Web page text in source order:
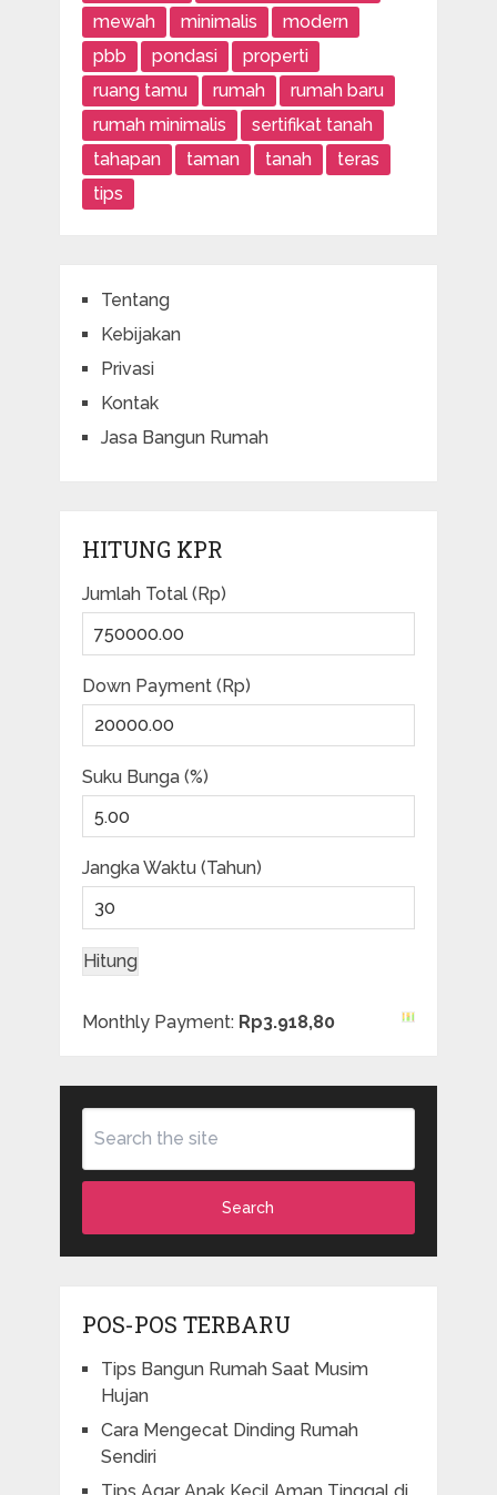
mewah
minimalis
modern
pbb
pondasi
properti
ruang tamu
rumah
rumah baru
rumah minimalis
sertifikat tanah
tahapan
taman tanah
teras
tips
Tentang
Kebijakan
Privasi
Kontak
Jasa Bangun Rumah
HITUNG KPR
Jumlah Total (Rp)
Down Payment (Rp)
Suku Bunga (%)
Jangka Waktu (Tahun)
Monthly Payment: Rp3.918,80
Search
POS-POS TERBARU
Tips Bangun Rumah Saat Musim
Hujan
Cara Mengecat Dinding Rumah
Sendiri